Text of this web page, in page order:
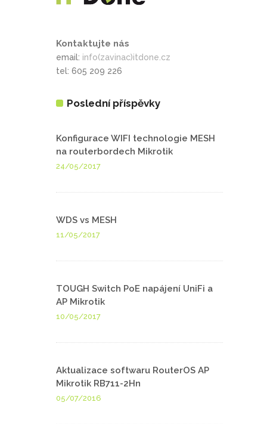
Kontaktujte nás
email: info(zavinac)itdone.cz
tel: 605 209 226
Poslední příspěvky
Konfigurace WIFI technologie MESH
na routerbordech Mikrotik
24/05/2017
WDS vs MESH
11/05/2017
TOUGH Switch PoE napájení UniFi a
AP Mikrotik
10/05/2017
Aktualizace softwaru RouterOS AP
Mikrotik RB711-2Hn
05/07/2016